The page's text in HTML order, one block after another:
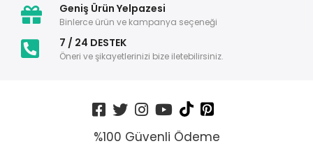
Geniş Ürün Yelpazesi
Binlerce ürün ve kampanya seçeneği
7 / 24 DESTEK
Öneri ve şikayetlerinizi bize iletebilirsiniz.
%100 Güvenli Ödeme